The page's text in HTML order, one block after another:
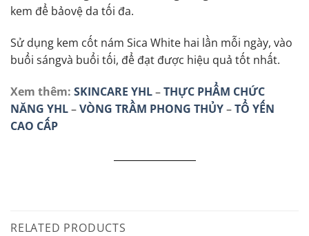
kem để bảovệ da tối đa.
Sử dụng kem cốt nám Sica White hai lần mỗi ngày, vào
buổi sángvà buổi tối, để đạt được hiệu quả tốt nhất.
Xem thêm: SKINCARE YHL–THỰC PHẨM CHỨC
NĂNG YHL–VÒNG TRẦM PHONG THỦY–TỔ YẾN
CAO CẤP
RELATED PRODUCTS